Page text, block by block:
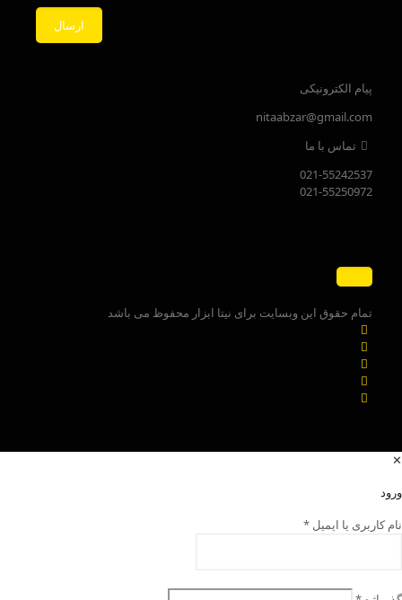
پیام الکترونیکی
nitaabzar@gmail.com
تماس با ما
021-55242537
021-55250972
تمام حقوق این وبسایت برای نیتا ابزار محفوظ می باشد
✕
ورود
نام کاربری یا ایمیل *